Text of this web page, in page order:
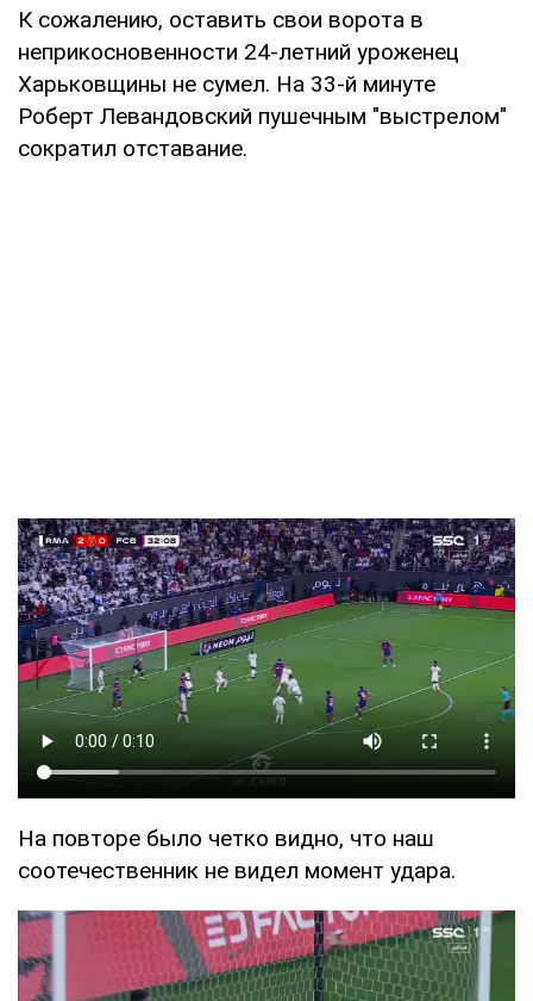
К сожалению, оставить свои ворота в
неприкосновенности 24-летний уроженец
Харьковщины не сумел. На 33-й минуте
Роберт Левандовский пушечным "выстрелом"
сократил отставание.
На повторе было четко видно, что наш
соотечественник не видел момент удара.